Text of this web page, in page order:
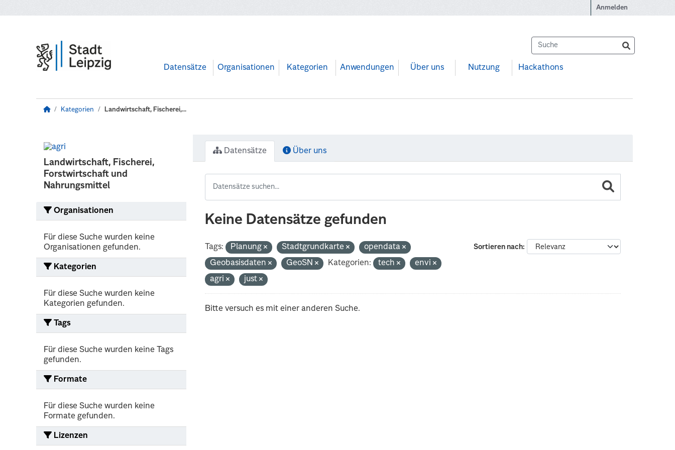
Anmelden
Datensätze Organisationen Kategorien Anwendungen Über uns Nutzung Hackathons
Kategorien Landwirtschaft, Fischerei,...
Landwirtschaft, Fischerei,
Forstwirtschaft und
Nahrungsmittel
Organisationen
Für diese Suche wurden keine
Organisationen gefunden.
Kategorien
Für diese Suche wurden keine
Kategorien gefunden.
Tags
Für diese Suche wurden keine Tags
gefunden.
Formate
Für diese Suche wurden keine
Formate gefunden.
Lizenzen
Datensätze Über uns
Keine Datensätze gefunden
Sortieren nach
Tags: Planung Stadtgrundkarte
opendata
Geobasisdaten
GeoSN Kategorien: tech
envi
agri
just
Bitte versuch es mit einer anderen Suche.